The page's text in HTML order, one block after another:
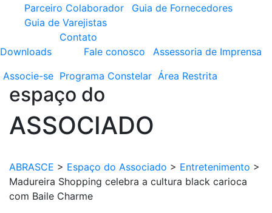
Parceiro Colaborador
Guia de Fornecedores
Guia de Varejistas
Downloads
Contato
Fale conosco
Assessoria de Imprensa
Associe-se Programa Constelar Área Restrita
espaço do
ASSOCIADO
ABRASCE > Espaço do Associado > Entretenimento >
Madureira Shopping celebra a cultura black carioca
com Baile Charme